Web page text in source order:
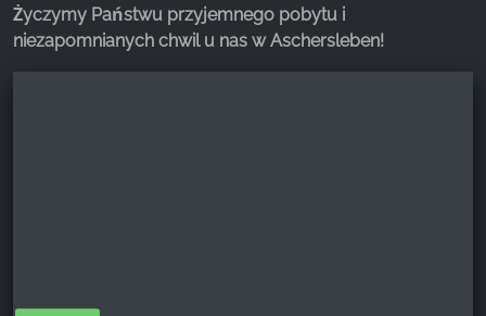
Życzymy Państwu przyjemnego pobytu i
niezapomnianych chwil u nas w Aschersleben!